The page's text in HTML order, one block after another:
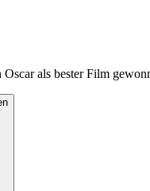
als bester Film